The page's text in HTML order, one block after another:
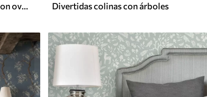
Paisaje rural en tonos azules con ovejas y árboles Divertidas colinas con árboles